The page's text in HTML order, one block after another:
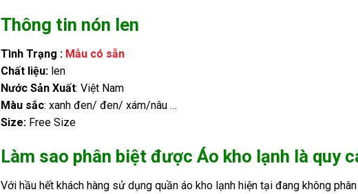
Thông tin nón len
Tình Trạng : Mẫu có sẵn
Chất liệu: len
Nước Sản Xuất: Việt Nam
Màu sắc: xanh đen/ đen/ xám/nâu …
Size: Free Size
Làm sao phân biệt được Áo kho lạnh là quy
Với hầu hết khách hàng sử dụng quần áo kho lạnh hiện tại đang không